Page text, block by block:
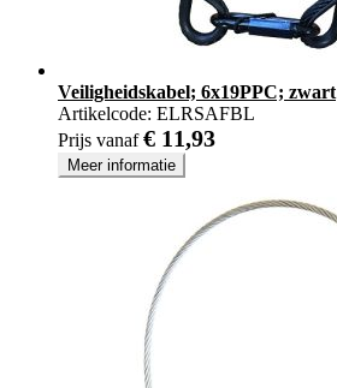
Veiligheidskabel; 6x19PPC; zwart
Artikelcode: ELRSAFBL
Prijs vanaf € 11,93
Meer informatie